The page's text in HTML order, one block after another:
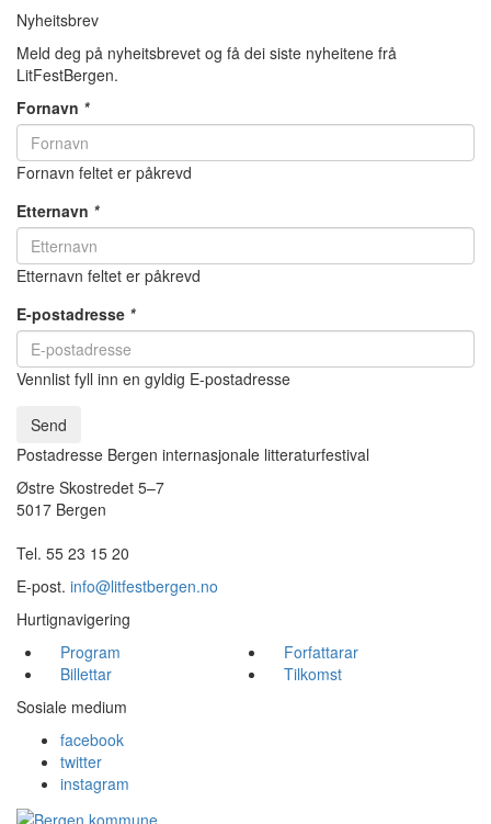
Nyheitsbrev
Meld deg på nyheitsbrevet og få dei siste nyheitene frå
LitFestBergen.
Fornavn *
Fornavn feltet er påkrevd
Etternavn *
Etternavn feltet er påkrevd
E-postadresse *
Vennlist fyll inn en gyldig E-postadresse
Send
Postadresse Bergen internasjonale litteraturfestival
Østre Skostredet 5–7
5017 Bergen
Tel. 55 23 15 20
E-post. info@litfestbergen.no
Hurtignavigering
Program
Forfattarar
Billettar
Tilkomst
Sosiale medium
facebook
twitter
instagram